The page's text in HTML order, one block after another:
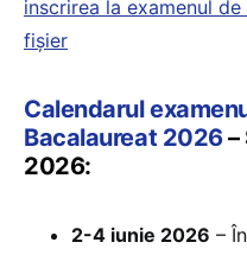
inscrirea la examenul
fișier
Calendarul
Bacalaureat 2026–
2026:
2-4 iunie 2026 –